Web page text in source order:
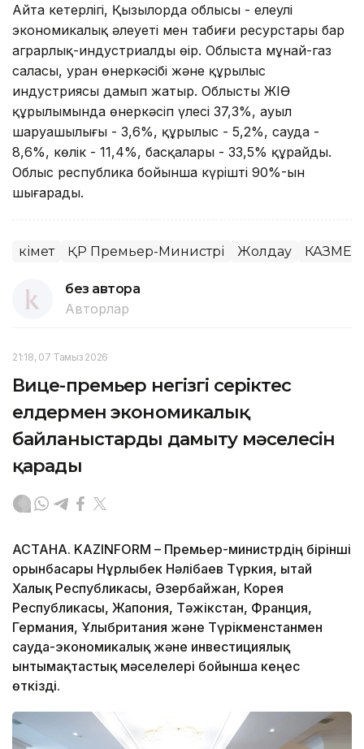
Айта кетерлігі, Қызылорда облысы - елеулі
экономикалық әлеуеті мен табиғи ресурстары бар
аграрлық-индустриалды өңір. Облыста мұнай-газ
саласы, уран өнеркәсібі және құрылыс
индустриясы дамып жатыр. Облыстың ЖІӨ
құрылымында өнеркәсіп үлесі 37,3%, ауыл
шаруашылығы - 3,6%, құрылыс - 5,2%, сауда -
8,6%, көлік - 11,4%, басқалары - 33,5% құрайды.
Облыс республика бойынша күріштің 90%-ын
шығарады.
Үкімет ҚР Премьер-Министрі Жолдау
без автора
Авторлар
21:18, 07 Тамыз 2026
Вице-премьер негізгі серіктес
елдермен экономикалық
байланыстарды дамыту мәселесін
қарады
АСТАНА. KAZINFORM – Премьер-министрдің бірінші
орынбасары Нұрлыбек Нәлібаев Түркия, Қытай
Халық Республикасы, Әзербайжан, Корея
Республикасы, Жапония, Тәжікстан, Франция,
Германия, Ұлыбритания және Түрікменстанмен
сауда-экономикалық және инвестициялық
ынтымақтастық мәселелері бойынша кеңес
өткізді.